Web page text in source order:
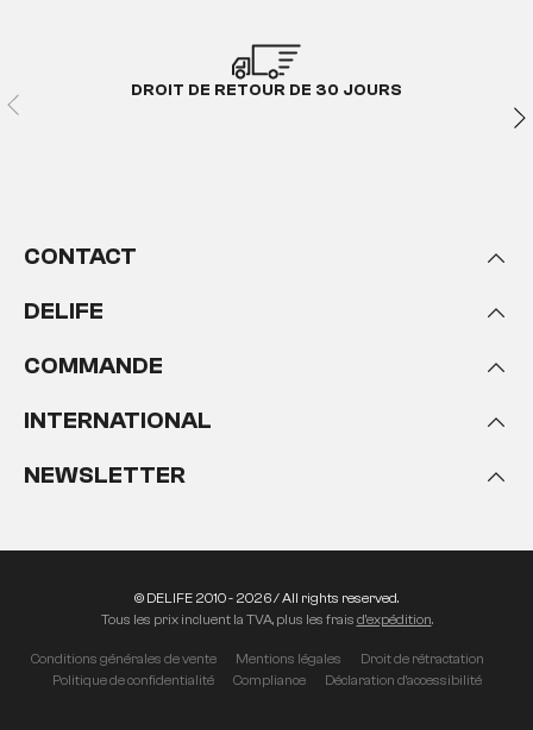
DROIT DE RETOUR DE 30 JOURS
CONTACT
DELIFE
COMMANDE
INTERNATIONAL
NEWSLETTER
Conditions générales de vente Mentions légales
Droit de rétractation
Politique de confidentialité
Compliance Déclaration d'accessibilité
© DELIFE 2010 - 2026 / All rights reserved.
Tous les prix incluent la TVA, plus les frais d'expédition.